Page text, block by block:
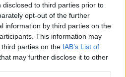
to third parties prior to
opt-out of the further
information by third parties on the
This information may
parties on the IAB’s List of
may further disclose it to other
dettaglio riguarda le SIM fisiche.
Vodafoneriporteranno, oltre al
il nuovo corporate brand
cambiamento visivo serve a
nuovo gruppo e l’avanzamento del